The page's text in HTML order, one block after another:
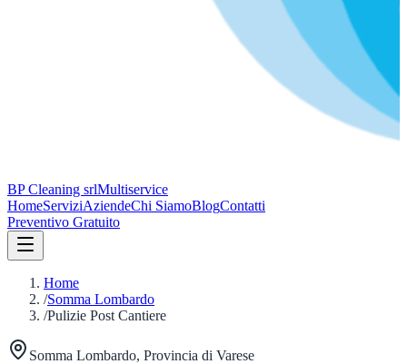
BP Cleaning srlMultiservice
HomeServiziAziendeChi SiamoBlogContatti
Preventivo Gratuito
Home
/Somma Lombardo
/Pulizie Post Cantiere
Somma Lombardo, Provincia di Varese